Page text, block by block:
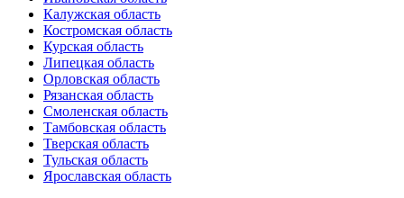
Калужская область
Костромская область
Курская область
Липецкая область
Орловская область
Рязанская область
Смоленская область
Тамбовская область
Тверская область
Тульская область
Ярославская область